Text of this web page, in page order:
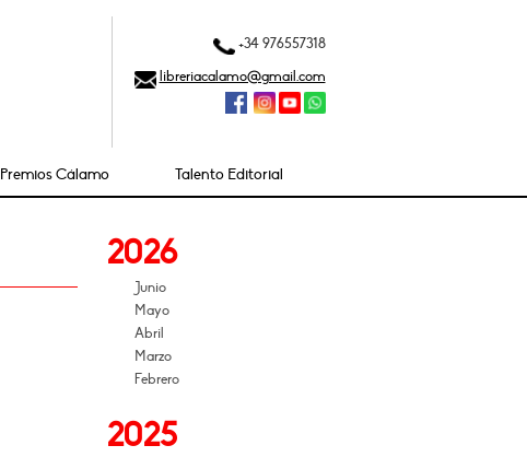
+34 976557318
libreriacalamo@gmail.com
Premios Cálamo Talento Editorial
2026
Junio
Mayo
Abril
Marzo
Febrero
2025